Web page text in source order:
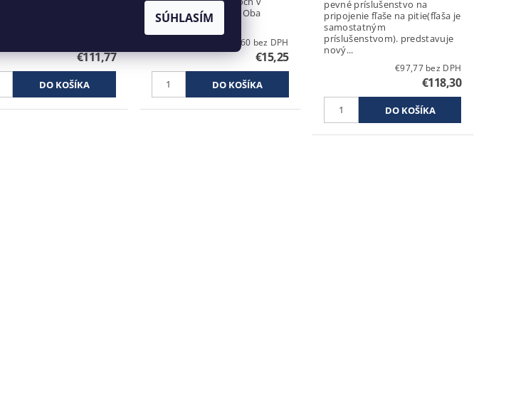
€111,77
dolnej časti stránky. Oba
varianty masiek...
€12,60 bez DPH
€15,25
pevné príslušenstvo na
pripojenie fľaše na pitie(fľaša je
samostatným
príslušenstvom). predstavuje
nový...
€97,77 bez DPH
€118,30
SÚHLASÍM